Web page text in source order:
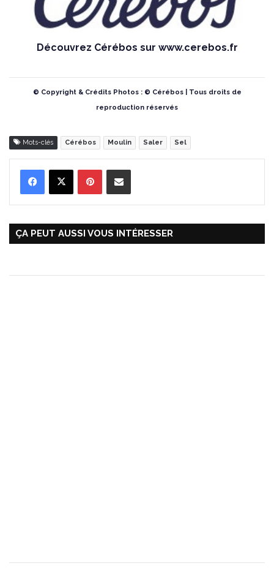
Découvrez Cérébos sur www.cerebos.fr
© Copyright & Crédits Photos : © Cérébos | Tous droits de
reproduction réservés
Mots-clés Cérébos Moulin Saler Sel
ÇA PEUT AUSSI VOUS INTÉRESSER